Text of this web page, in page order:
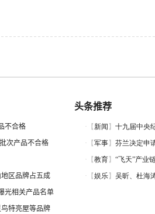
不合格
次产品不合格
区品牌占五成
光相关产品名单
特亮屋等品牌
头条推荐